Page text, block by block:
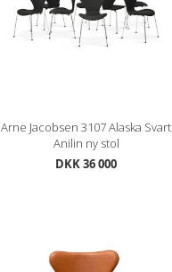
Arne Jacobsen 3107 Alaska Svart
Anilin ny stol
DKK 36 000